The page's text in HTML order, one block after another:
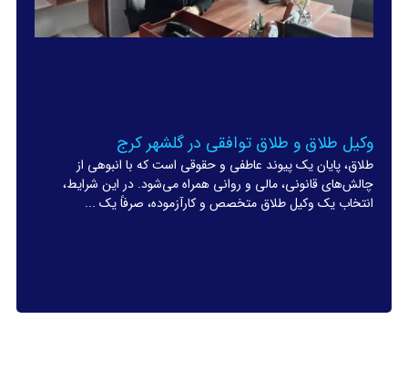
وکیل طلاق و طلاق توافقی در گلشهر کرج
طلاق، پایان یک پیوند عاطفی و حقوقی است که با انبوهی از
چالش‌های قانونی، مالی و روانی همراه می‌شود. در این شرایط،
انتخاب یک وکیل طلاق متخصص و کارآزموده، صرفاً یک ...